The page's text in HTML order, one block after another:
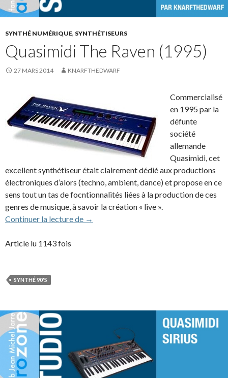
SYNTHÉ NUMÉRIQUE, SYNTHÉTISEURS
Quasimidi The Raven (1995)
27 MARS 2014 KNARFTHEDWARF
Commercialisé
en 1995 par la
défunte
société
allemande
Quasimidi, cet
excellent synthétiseur était clairement dédié aux productions
électroniques d’alors (techno, ambient, dance) et propose en ce
sens tout un tas de focntionnalités liées à la production de ces
genres de musique, à savoir la création « live ».
Continuer la lecture de Quasimidi The Raven (1995)
→
Article lu 1143 fois
SYNTHÉ 90'S